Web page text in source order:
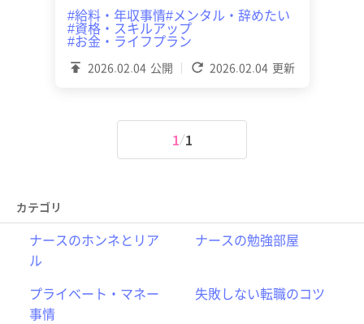
2026.02.04 公開 2026.02.04 更新
#給料・年収事情#メンタル・辞めたい
#資格・スキルアップ
#お金・ライフプラン
1 1
カテゴリ
ナースのホンネとリア
ル
ナースの勉強部屋
プライベート・マネー
事情
失敗しない転職のコツ